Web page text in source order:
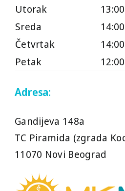
Utorak
Sreda
Četvrtak
Petak
Adresa:
Gandijeva 148a
TC Piramida (zgrada
11070 Novi Beograd